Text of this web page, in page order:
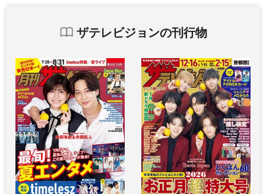
ザテレビジョンの刊行物